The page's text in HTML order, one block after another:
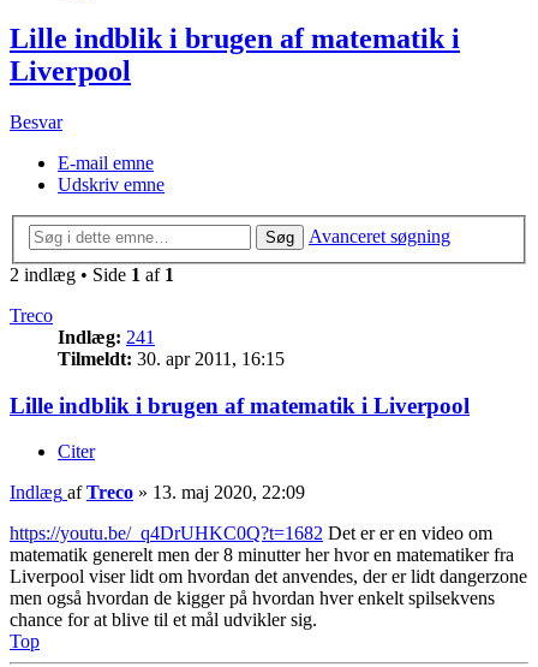
Lille indblik i brugen af matematik i
Liverpool
Besvar
E-mail emne
Udskriv emne
Søg
Avanceret søgning
2 indlæg • Side 1 af 1
Treco
Indlæg: 241
Tilmeldt: 30. apr 2011, 16:15
Lille indblik i brugen af matematik i Liverpool
Citer
Indlæg afTreco » 13. maj 2020, 22:09
https://youtu.be/_q4DrUHKC0Q?t=1682 Det er er en video om
matematik generelt men der 8 minutter her hvor en matematiker fra
Liverpool viser lidt om hvordan det anvendes, der er lidt dangerzone
men også hvordan de kigger på hvordan hver enkelt spilsekvens
chance for at blive til et mål udvikler sig.
Top